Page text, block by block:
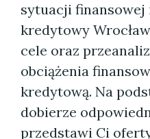
sytuacji finansowej
kredytowy
cele oraz
obciążenia
kredytową. Na
dobierze
przedstawi Ci